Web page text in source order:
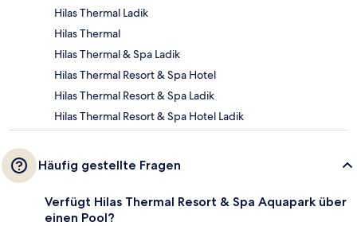
Hilas Thermal Ladik
Hilas Thermal
Hilas Thermal & Spa Ladik
Hilas Thermal Resort & Spa Hotel
Hilas Thermal Resort & Spa Ladik
Hilas Thermal Resort & Spa Hotel Ladik
Häufig gestellte Fragen
Verfügt Hilas Thermal Resort & Spa Aquapark über
einen Pool?